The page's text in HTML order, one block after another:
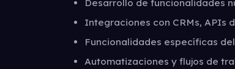
Desarrollo de funcionalidades
Integraciones con CRMs, APIs
Funcionalidades específicas
Automatizaciones y flujos de